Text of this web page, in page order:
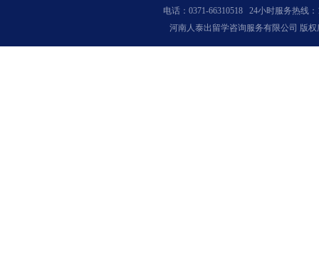
电话：0371-66310518 24小时服务热线：
河南人泰出留学咨询服务有限公司 版权